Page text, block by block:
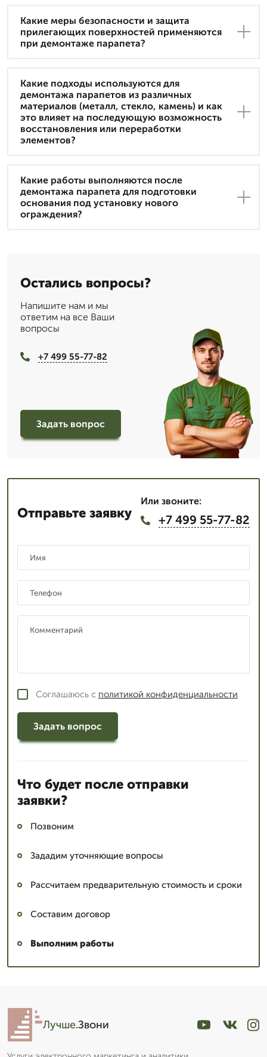
Какие меры безопасности и защита
прилегающих поверхностей применяются
при демонтаже парапета?
Какие подходы используются для
демонтажа парапетов из различных
материалов (металл, стекло, камень) и как
это влияет на последующую возможность
восстановления или переработки
элементов?
Какие работы выполняются после
демонтажа парапета для подготовки
основания под установку нового
ограждения?
Остались вопросы?
Напишите нам и мы
ответим на все Ваши
вопросы
+7 499 55-77-82
Задать вопрос
Отправьте заявку
Или звоните:
+7 499 55-77-82
Соглашаюсь с политикой конфиденциальности
Задать вопрос
Что будет после отправки
заявки?
Позвоним
Зададим уточняющие вопросы
Рассчитаем предварительную стоимость и сроки
Составим договор
Выполним работы
Лучше.Звони